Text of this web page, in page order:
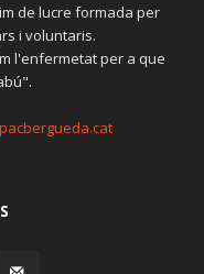
de lucre formada per
i voluntaris.
l'enfermetat per a que